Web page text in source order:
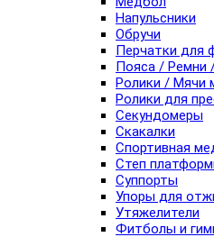
Напульсники
Обручи
Перчатки для
Пояса / Ремни
Ролики / Мячи
Ролики для
Секундомеры
Скакалки
Спортивная
Степ
Суппорты
Упоры для
Утяжелители
Фитболы и